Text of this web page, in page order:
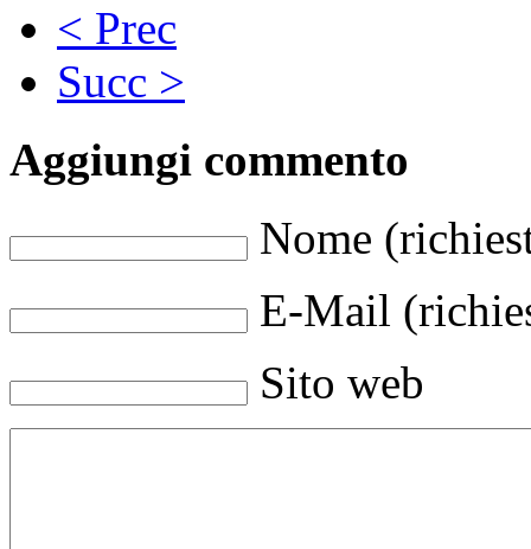
< Prec
Succ >
Aggiungi commento
Nome
E-Mail
Sito web